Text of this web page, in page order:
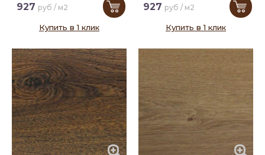
927 руб / м2
Купить в 1 клик
927 руб / м2
Купить в 1 клик